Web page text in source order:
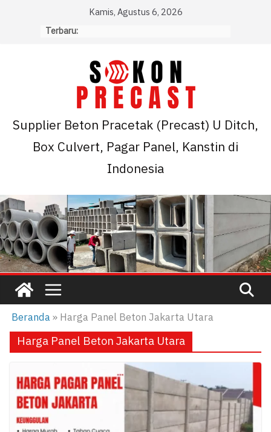
Kamis, Agustus 6, 2026
Terbaru:
Supplier Beton Pracetak (Precast) U Ditch,
Box Culvert, Pagar Panel, Kanstin di
Indonesia
Beranda» Harga Panel Beton Jakarta Utara
Harga Panel Beton Jakarta Utara